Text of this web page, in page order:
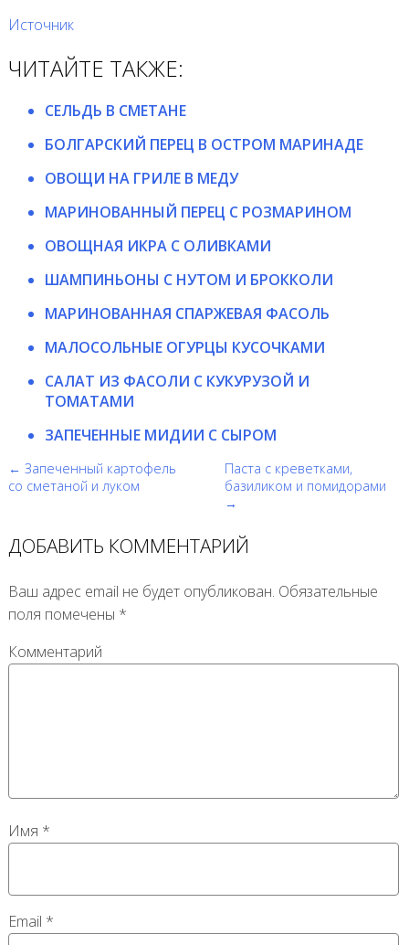
Источник
ЧИТАЙТЕ ТАКЖЕ:
СЕЛЬДЬ В СМЕТАНЕ
БОЛГАРСКИЙ ПЕРЕЦ В ОСТРОМ МАРИНАДЕ
ОВОЩИ НА ГРИЛЕ В МЕДУ
МАРИНОВАННЫЙ ПЕРЕЦ С РОЗМАРИНОМ
ОВОЩНАЯ ИКРА С ОЛИВКАМИ
ШАМПИНЬОНЫ С НУТОМ И БРОККОЛИ
МАРИНОВАННАЯ СПАРЖЕВАЯ ФАСОЛЬ
МАЛОСОЛЬНЫЕ ОГУРЦЫ КУСОЧКАМИ
САЛАТ ИЗ ФАСОЛИ С КУКУРУЗОЙ И
ТОМАТАМИ
ЗАПЕЧЕННЫЕ МИДИИ С СЫРОМ
← Запеченный картофель
со сметаной и луком
Паста с креветками,
базиликом и помидорами
→
ДОБАВИТЬ КОММЕНТАРИЙ
Ваш адрес email не будет опубликован. Обязательные
поля помечены *
Комментарий
Имя *
Email *